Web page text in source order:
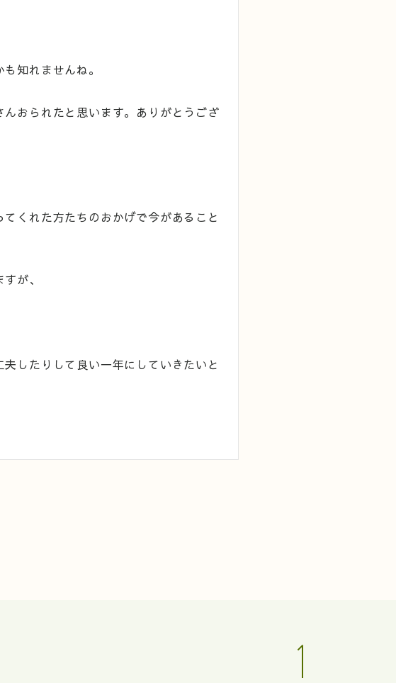
知れませんね。
おられたと思います。ありがとうござ
くれた方たちのおかげで今があること
が、
したりして良い一年にしていきたいと